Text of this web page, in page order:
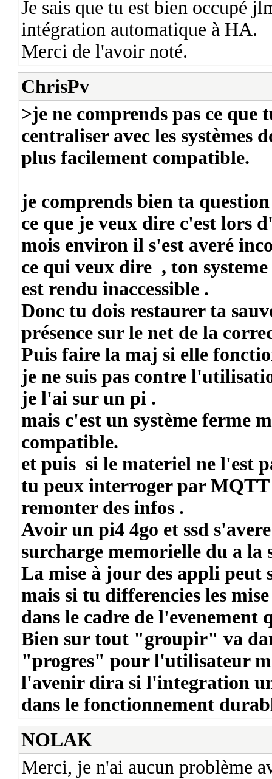
Je sais que tu est bien occupé
intégration automatique à HA.
Merci de l'avoir noté.
ChrisPv
>je ne comprends pas ce
centraliser avec les systèmes
plus facilement compatible.
je comprends bien ta question
ce que je veux dire c'est lors
mois environ il s'est averé
ce qui veux dire , ton
est rendu inaccessible .
Donc tu dois restaurer ta
présence sur le net de la
Puis faire la maj si elle
je ne suis pas contre
je l'ai sur un pi .
mais c'est un système ferme
compatible.
et puis si le materiel ne l'est
tu peux interroger par
remonter des infos .
Avoir un pi4 4go et ssd
surcharge memorielle du a la
La mise à jour des appli peut
mais si tu differencies les
dans le cadre de
Bien sur tout "groupir" va
"progres" pour l'utilisateur
l'avenir dira si l'integration
dans le fonctionnement
NOLAK
Merci, je n'ai aucun problème